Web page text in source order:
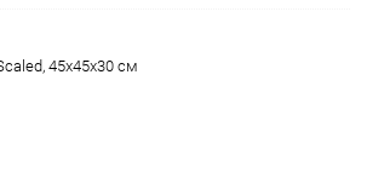
45х45х30 см